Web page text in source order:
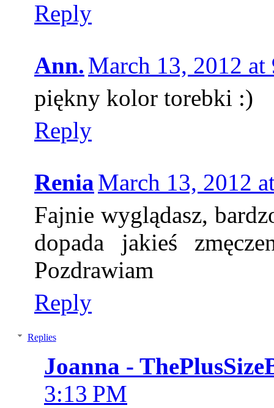
Reply
Ann. March 13, 2012
piękny kolor torebki :)
Reply
ReniaMarch 13, 2012
Fajnie wyglądasz,
dopada jakieś
Pozdrawiam
Reply
Replies
Joanna -
3:13 PM